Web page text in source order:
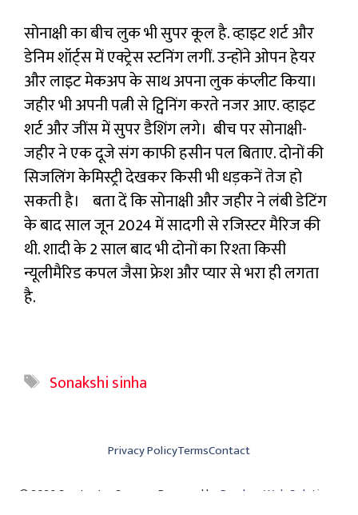
सोनाक्षी का बीच लुक भी सुपर कूल है. व्हाइट शर्ट और
डेनिम शॉर्ट्स में एक्ट्रेस स्टनिंग लगीं. उन्होंने ओपन हेयर
और लाइट मेकअप के साथ अपना लुक कंप्लीट किया।
जहीर भी अपनी पत्नी से ट्विनिंग करते नजर आए. व्हाइट
शर्ट और जींस में सुपर डैशिंग लगे। बीच पर सोनाक्षी-
जहीर ने एक दूजे संग काफी हसीन पल बिताए. दोनों की
सिजलिंग केमिस्ट्री देखकर किसी भी धड़कनें तेज हो
सकती है। बता दें कि सोनाक्षी और जहीर ने लंबी डेटिंग
के बाद साल जून 2024 में सादगी से रजिस्टर मैरिज की
थी. शादी के 2 साल बाद भी दोनों का रिश्ता किसी
न्यूलीमैरिड कपल जैसा फ्रेश और प्यार से भरा ही लगता
है.
Tags
Sonakshi sinha
© 2026 Swatantra Samay • Powered by Parshva Web Solutions
Privacy PolicyTermsContact